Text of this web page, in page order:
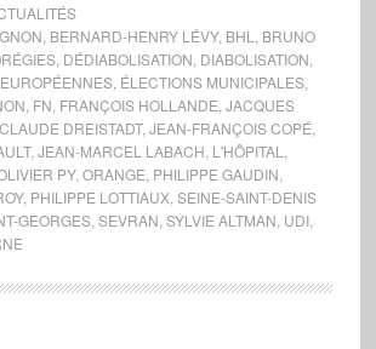
BERNARD-HENRY LÉVY, BHL
BRUNO
, DÉDIABOLISATION DIABOLISATION
, ÉLECTIONS MUNICIPALES,
FN FRANÇOIS HOLLANDE JACQUES
DREISTADT, JEAN-FRANÇOIS COPÉ
, JEAN-MARCEL LABACH L'HÔPITAL
PY, ORANGE PHILIPPE GAUDIN
, PHILIPPE LOTTIAUX, SEINE-SAINT-DENIS
GEORGES, SEVRAN SYLVIE ALTMAN UDI,